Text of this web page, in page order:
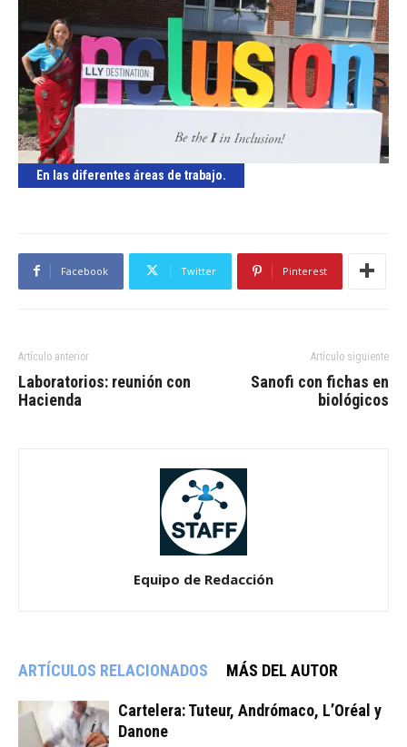
En las diferentes áreas de trabajo.
Facebook Twitter Pinterest
Artículo anterior
Laboratorios: reunión con
Hacienda
Artículo siguiente
Sanofi con fichas en
biológicos
Equipo de Redacción
ARTÍCULOS RELACIONADOS MÁS DEL AUTOR
Cartelera: Tuteur, Andrómaco, L’Oréal y
Danone